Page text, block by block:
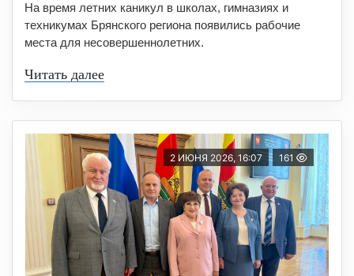
На время летних каникул в школах, гимназиях и
техникумах Брянского региона появились рабочие
места для несовершеннолетних.
Читать далее
2 ИЮНЯ 2026, 16:07 161